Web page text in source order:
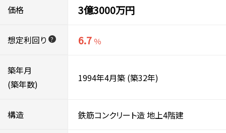
価格 3億3000万円
想定利回り ? 6.7 ％
築年月
(築年数)
1994年4月築 (築32年)
構造 鉄筋コンクリート造地上4階建